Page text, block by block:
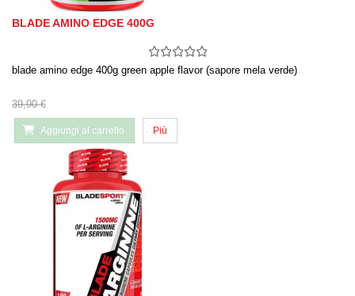
BLADE AMINO EDGE 400G
blade amino edge 400g green apple flavor (sapore mela verde)
39,90 €
Aggiungi al carrello Più